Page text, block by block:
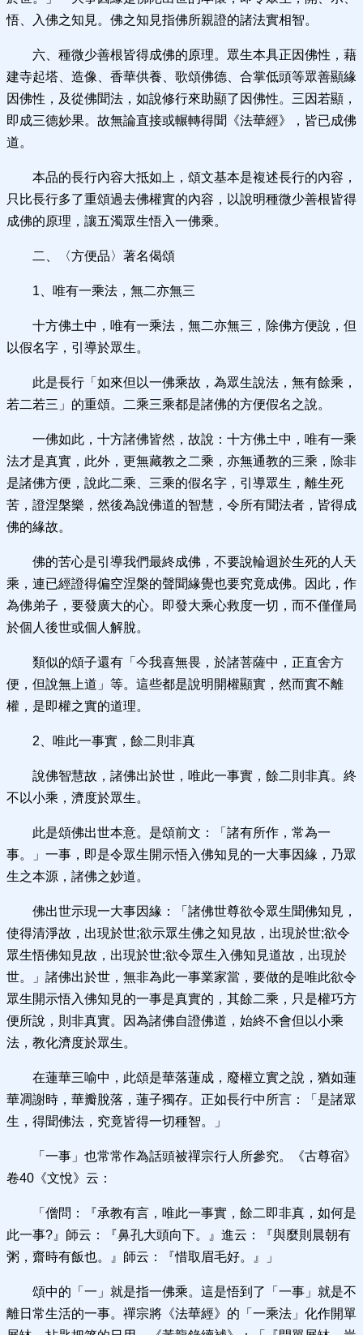
悟、入佛之知見。佛之知見指佛所親證的諸法實相智。
六、種微少善根皆得成佛的原理。眾生本具正因佛性，藉
建寺起塔、造像、香華供養、歌頌佛德、合掌低頭等眾善顯緣
因佛性，及從佛聞法，如說修行來助顯了因佛性。三因若顯，
即成三德妙果。故無論直接或輾轉得聞《法華經》，皆已成佛
道。
本品的長行內容大抵如上，頌文基本是複述長行的內容，
只比長行多了重頌過去佛權實的內容，以說明種微少善根皆得
成佛的原理，讓五濁眾生悟入一佛乘。
二、〈方便品〉著名偈頌
1、唯有一乘法，無二亦無三
十方佛土中，唯有一乘法，無二亦無三，除佛方便說，但
以假名字，引導於眾生。
此是長行「如來但以一佛乘故，為眾生說法，無有餘乘，
若二若三」的重頌。二乘三乘都是諸佛的方便假名之說。
一佛如此，十方諸佛皆然，故說：十方佛土中，唯有一乘
法才是真實，此外，更無藏教之二乘，亦無通教的三乘，除非
是諸佛方便，說此二乘、三乘的假名字，引導眾生，離生死
苦，證涅槃樂，然後為說佛道的智慧，令所有聞法者，皆得成
佛的緣故。
佛的苦心是引導我們最終成佛，不要說輪迴於生死的人天
乘，連已經證得偏空涅槃的聲聞緣覺也要究竟成佛。因此，作
為佛弟子，要發廣大的心。即發大乘心救度一切，而不僅僅局
於個人後世或個人解脫。
類似的頌子還有「今我喜無畏，於諸菩薩中，正直舍方
便，但說無上道」等。這些都是說明開權顯實，然而實不離
權，是即權之實的道理。
2、唯此一事實，餘二則非真
說佛智慧故，諸佛出於世，唯此一事實，餘二則非真。終
不以小乘，濟度於眾生。
此是頌佛出世本意。是頌前文：「諸有所作，常為一
事。」一事，即是令眾生開示悟入佛知見的一大事因緣，乃眾
生之本源，諸佛之妙道。
佛出世示現一大事因緣：「諸佛世尊欲令眾生聞佛知見，
使得清淨故，出現於世;欲示眾生佛之知見故，出現於世;欲令
眾生悟佛知見故，出現於世;欲令眾生入佛知見道故，出現於
世。」諸佛出於世，無非為此一事業家當，要做的是唯此欲令
眾生開示悟入佛知見的一事是真實的，其餘二乘，只是權巧方
便所說，則非真實。因為諸佛自證佛道，始終不會但以小乘
法，教化濟度於眾生。
在蓮華三喻中，此頌是華落蓮成，廢權立實之說，猶如蓮
華凋謝時，華瓣脫落，蓮子獨存。正如長行中所言：「是諸眾
生，得聞佛法，究竟皆得一切種智。」
「一事」也常常作為話頭被禪宗行人所參究。《古尊宿》
卷40《文悅》云：
「僧問：『承教有言，唯此一事實，餘二即非真，如何是
此一事?』師云：『鼻孔大頭向下。』進云：『與麼則晨朝有
粥，齋時有飯也。』師云：『惜取眉毛好。』」
頌中的「一」就是指一佛乘。這是悟到了「一事」就是不
離日常生活的一事。禪宗將《法華經》的「一乘法」化作開單